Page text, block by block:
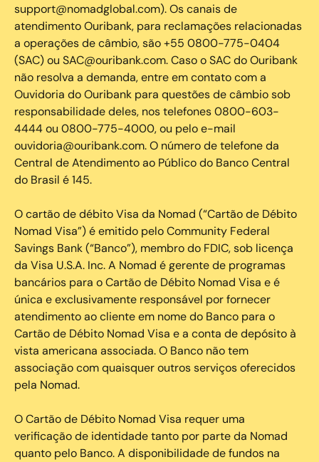
support@nomadglobal.com). Os canais de
atendimento Ouribank, para reclamações relacionadas
a operações de câmbio, são +55 0800-775-0404
(SAC) ou SAC@ouribank.com. Caso o SAC do Ouribank
não resolva a demanda, entre em contato com a
Ouvidoria do Ouribank para questões de câmbio sob
responsabilidade deles, nos telefones 0800-603-
4444 ou 0800-775-4000, ou pelo e-mail
ouvidoria@ouribank.com. O número de telefone da
Central de Atendimento ao Público do Banco Central
do Brasil é 145.
O cartão de débito Visa da Nomad (“Cartão de Débito
Nomad Visa”) é emitido pelo Community Federal
Savings Bank (“Banco”), membro do FDIC, sob licença
da Visa U.S.A. Inc. A Nomad é gerente de programas
bancários para o Cartão de Débito Nomad Visa e é
única e exclusivamente responsável por fornecer
atendimento ao cliente em nome do Banco para o
Cartão de Débito Nomad Visa e a conta de depósito à
vista americana associada. O Banco não tem
associação com quaisquer outros serviços oferecidos
pela Nomad.
O Cartão de Débito Nomad Visa requer uma
verificação de identidade tanto por parte da Nomad
quanto pelo Banco. A disponibilidade de fundos na